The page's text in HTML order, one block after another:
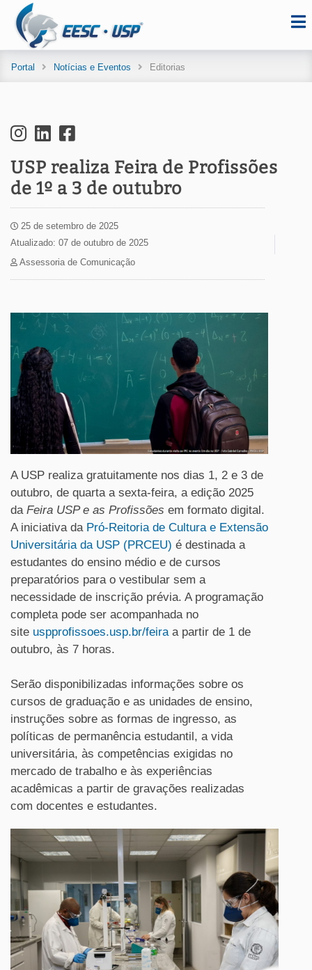
Portal Notícias e Eventos Editorias
USP realiza Feira de Profissões
de 1º a 3 de outubro
25 de setembro de 2025
Atualizado: 07 de outubro de 2025
Assessoria de Comunicação
A USP realiza gratuitamente nos dias 1, 2 e 3 de
outubro, de quarta a sexta-feira, a edição 2025
daFeira USP e as Profissões em formato digital.
A iniciativa da Pró-Reitoria de Cultura e Extensão
Universitária da USP (PRCEU) é destinada a
estudantes do ensino médio e de cursos
preparatórios para o vestibular sem a
necessidade de inscrição prévia. A programação
completa pode ser acompanhada no
site uspprofissoes.usp.br/feiraa partir de 1 de
outubro, às 7 horas.
Serão disponibilizadas informações sobre os
cursos de graduação e as unidades de ensino,
instruções sobre as formas de ingresso, as
políticas de permanência estudantil, a vida
universitária, às competências exigidas no
mercado de trabalho e às experiências
acadêmicas a partir de gravações realizadas
com docentes e estudantes.